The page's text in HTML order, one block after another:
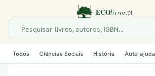
Todos Ciências Sociais História Auto-ajuda